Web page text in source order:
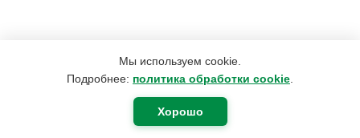
Мы используем cookie.
Подробнее: политика обработки cookie
Хорошо